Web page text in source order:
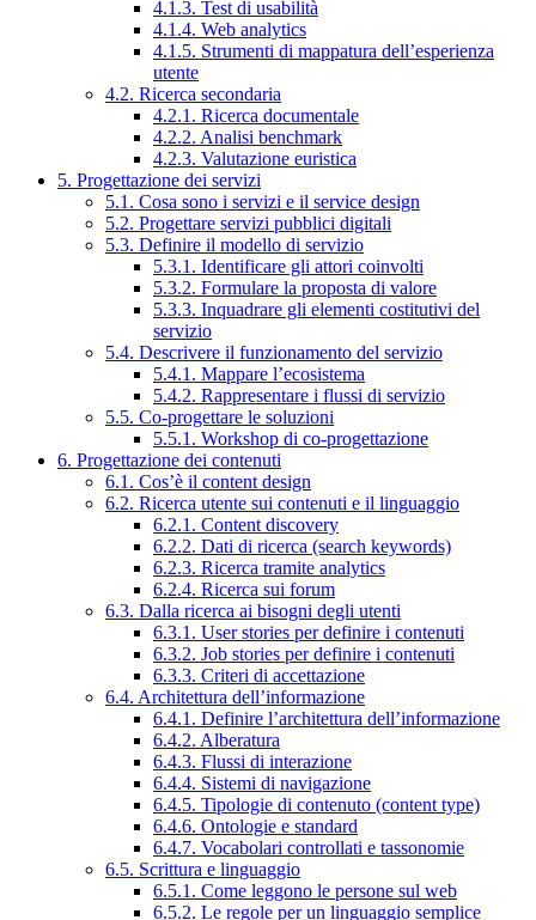
4.1.3. Test di usabilità
4.1.4. Web analytics
4.1.5. Strumenti di mappatura dell’esperienza
utente
4.2. Ricerca secondaria
4.2.1. Ricerca documentale
4.2.2. Analisi benchmark
4.2.3. Valutazione euristica
5. Progettazione dei servizi
5.1. Cosa sono i servizi e il service design
5.2. Progettare servizi pubblici digitali
5.3. Definire il modello di servizio
5.3.1. Identificare gli attori coinvolti
5.3.2. Formulare la proposta di valore
5.3.3. Inquadrare gli elementi costitutivi del
servizio
5.4. Descrivere il funzionamento del servizio
5.4.1. Mappare l’ecosistema
5.4.2. Rappresentare i flussi di servizio
5.5. Co-progettare le soluzioni
5.5.1. Workshop di co-progettazione
6. Progettazione dei contenuti
6.1. Cos’è il content design
6.2. Ricerca utente sui contenuti e il linguaggio
6.2.1. Content discovery
6.2.2. Dati di ricerca (search keywords)
6.2.3. Ricerca tramite analytics
6.2.4. Ricerca sui forum
6.3. Dalla ricerca ai bisogni degli utenti
6.3.1. User stories per definire i contenuti
6.3.2. Job stories per definire i contenuti
6.3.3. Criteri di accettazione
6.4. Architettura dell’informazione
6.4.1. Definire l’architettura dell’informazione
6.4.2. Alberatura
6.4.3. Flussi di interazione
6.4.4. Sistemi di navigazione
6.4.5. Tipologie di contenuto (content type)
6.4.6. Ontologie e standard
6.4.7. Vocabolari controllati e tassonomie
6.5. Scrittura e linguaggio
6.5.1. Come leggono le persone sul web
6.5.2. Le regole per un linguaggio semplice